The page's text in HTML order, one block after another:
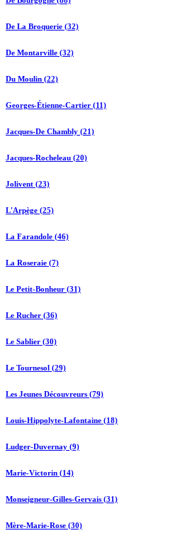
De La Broquerie (32)
De Montarville (32)
Du Moulin (22)
Georges-Étienne-Cartier (11)
Jacques-De Chambly (21)
Jacques-Rocheleau (20)
Jolivent (23)
L'Arpège (25)
La Farandole (46)
La Roseraie (7)
Le Petit-Bonheur (31)
Le Rucher (36)
Le Sablier (30)
Le Tournesol (29)
Les Jeunes Découvreurs (79)
Louis-Hippolyte-Lafontaine (18)
Ludger-Duvernay (9)
Marie-Victorin (14)
Monseigneur-Gilles-Gervais (31)
Mère-Marie-Rose (30)